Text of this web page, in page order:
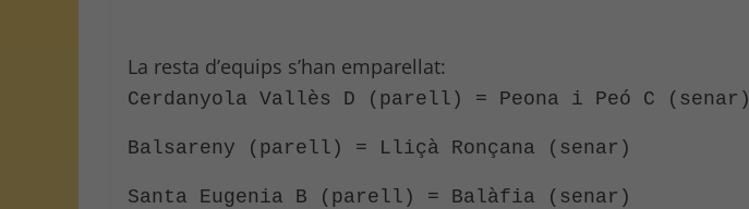
La resta d’equips s’han emparellat:
Cerdanyola Vallès D (parell) = Peona i Peó C (senar)
Balsareny (parell) = Lliçà Ronçana (senar)
Santa Eugenia B (parell) = Balàfia (senar)